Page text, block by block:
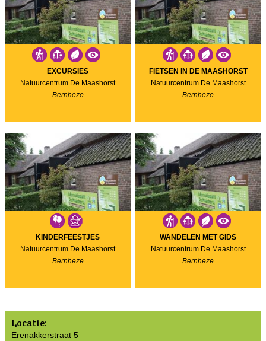
EXCURSIES
Natuurcentrum De Maashorst
Bernheze
FIETSEN IN DE MAASHORST
Natuurcentrum De Maashorst
Bernheze
KINDERFEESTJES
Natuurcentrum De Maashorst
Bernheze
WANDELEN MET GIDS
Natuurcentrum De Maashorst
Bernheze
Locatie:
Erenakkerstraat 5